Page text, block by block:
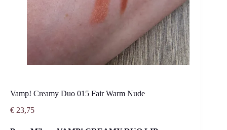
Vamp! Creamy Duo 015 Fair Warm Nude
€ 23,75